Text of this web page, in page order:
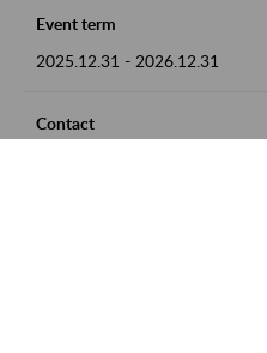
Event term
2025.12.31 - 2026.12.31
Contact